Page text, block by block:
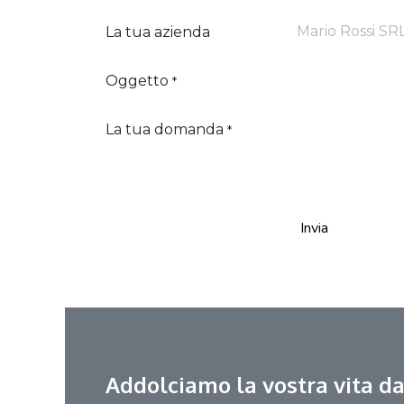
La tua azienda
Oggetto *
La tua domanda *
Invia
Addolciamo la vostra vita